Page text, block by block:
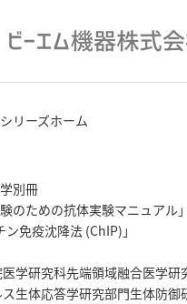
リーズホーム
別冊
のための抗体実験マニュアル」
免疫沈降法 (ChIP)」
学研究科先端領域融合医
生体応答学研究部門生体